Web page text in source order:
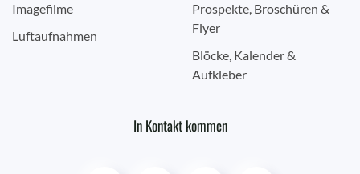
Imagefilme
Luftaufnahmen
Prospekte, Broschüren &
Flyer
Blöcke, Kalender &
Aufkleber
In Kontakt kommen